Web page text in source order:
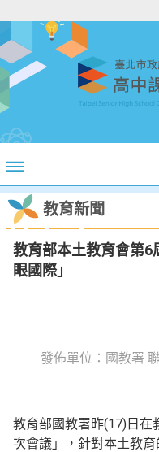
教育新聞
教育部本土教育會第6
眼國際」
發佈單位：國教署
教育部國教署昨(17)日在
次會議」，針對本土教